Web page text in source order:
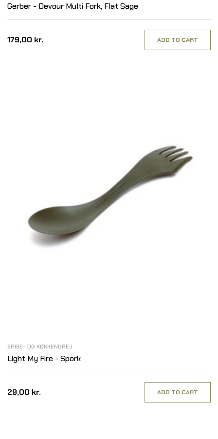
Gerber - Devour Multi Fork, Flat Sage
179,00 kr. ADD TO CART
SPISE- OG KØKKENGREJ
Light My Fire - Spork
29,00 kr. ADD TO CART